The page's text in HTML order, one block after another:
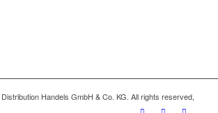
Handels GmbH & Co. KG. All rights reserved,